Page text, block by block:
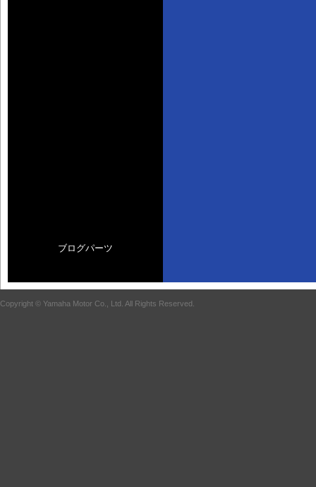
ブログパーツ
Copyright © Yamaha Motor Co., Ltd. All Rights Reserved.